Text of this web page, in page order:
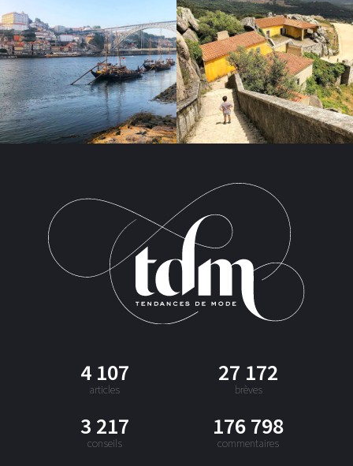
4 107
articles
27 172
brèves
3 217
conseils
176 798
commentaires